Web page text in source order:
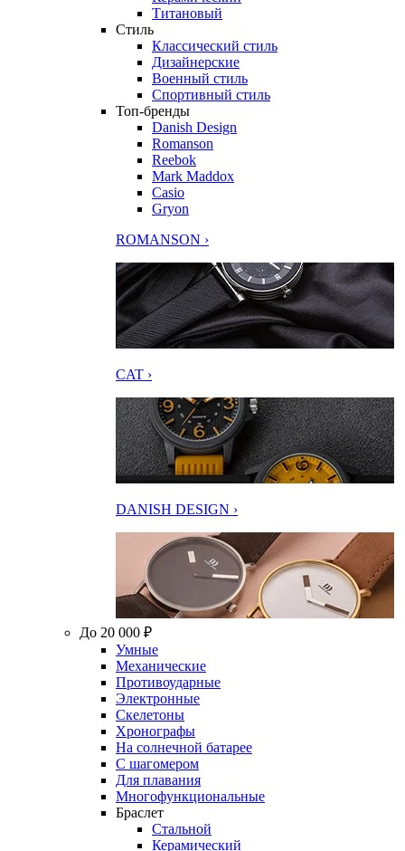
Титановый
Стиль
Классический стиль
Дизайнерские
Военный стиль
Спортивный стиль
Топ-бренды
Danish Design
Romanson
Reebok
Mark Maddox
Casio
Gryon
ROMANSON ›
CAT ›
DANISH DESIGN ›
До 20 000 ₽
Умные
Механические
Противоударные
Электронные
Скелетоны
Хронографы
На солнечной батарее
С шагомером
Для плавания
Многофункциональные
Браслет
Стальной
Керамический